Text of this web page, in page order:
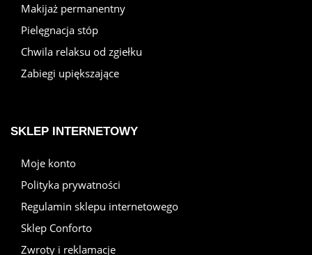
Makijaż permanentny
Pielęgnacja stóp
Chwila relaksu od zgiełku
Zabiegi upiększające
SKLEP INTERNETOWY
Moje konto
Polityka prywatności
Regulamin sklepu internetowego
Sklep Conforto
Zwroty i reklamacje